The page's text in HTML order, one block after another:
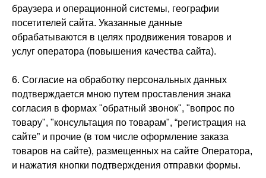
браузера и операционной системы, географии
посетителей сайта. Указанные данные
обрабатываются в целях продвижения товаров и
услуг оператора (повышения качества сайта).
6. Согласие на обработку персональных данных
подтверждается мною путем проставления знака
согласия в формах "обратный звонок", "вопрос по
товару", "консультация по товарам", “регистрация на
сайте” и прочие (в том числе оформление заказа
товаров на сайте), размещенных на сайте Оператора,
и нажатия кнопки подтверждения отправки формы.
+7 (495) 640-58-89
+7 (929) 933-09-89